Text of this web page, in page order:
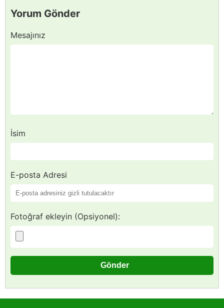
Yorum Gönder
Mesajınız
İsim
E-posta Adresi
Fotoğraf ekleyin (Opsiyonel):